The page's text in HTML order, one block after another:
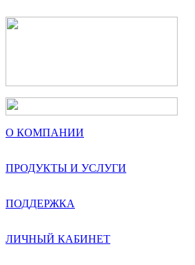
О КОМПАНИИ
ПРОДУКТЫ И УСЛУГИ
ПОДДЕРЖКА
ЛИЧНЫЙ КАБИНЕТ